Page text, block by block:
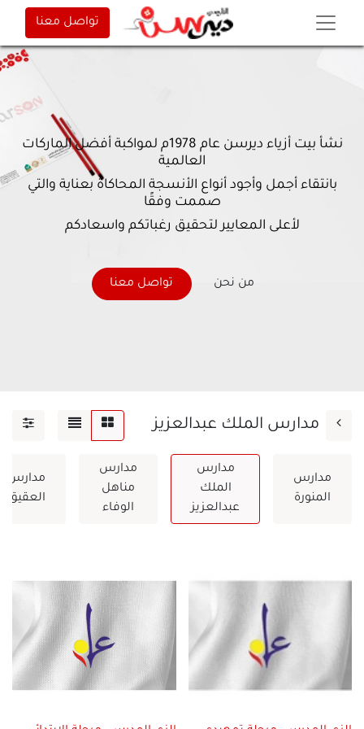
تواصل معنا
نشأ بيت أزياء ديرسن عام 1978م لمواكبة أفضل الماركات
العالمية
بانتقاء أجمل وأجود أنواع الأنسجة المحاكاة بعناية والتي
صممت وفقًا
لأعلى المعايير لتحقيق رغباتكم واسعادكم
من نحن تواصل معنا
مدارس الملك عبدالعزيز
مدارس
المنورة
مدارس
الملك
عبدالعزيز
مدارس
مناهل
الوفاء
مدارس
العقيق